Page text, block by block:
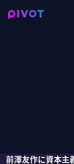
前澤友作に資本主
前澤友作後藤達也